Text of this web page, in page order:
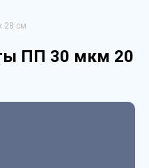
28 см
ПП 30 мкм 20